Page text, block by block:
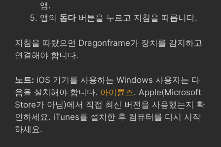
앱.
앱의 돕다버튼을 누르고 지침을 따릅니다.
지침을 따랐으면 Dragonframe가 장치를 감지하고
연결해야 합니다.
노트: iOS 기기를 사용하는 Windows 사용자는 다
음을 설치해야 합니다. 아이튠즈. Apple(Microsoft
Store가 아님)에서 직접 최신 버전을 사용했는지 확
인하세요. iTunes를 설치한 후 컴퓨터를 다시 시작
하세요.